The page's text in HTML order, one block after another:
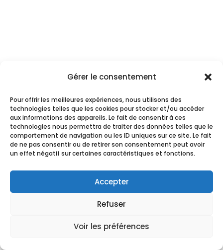
Gérer le consentement
Pour offrir les meilleures expériences, nous utilisons des
technologies telles que les cookies pour stocker et/ou accéder
aux informations des appareils. Le fait de consentir à ces
technologies nous permettra de traiter des données telles que le
comportement de navigation ou les ID uniques sur ce site. Le fait
de ne pas consentir ou de retirer son consentement peut avoir
un effet négatif sur certaines caractéristiques et fonctions.
Accepter
Refuser
Voir les préférences